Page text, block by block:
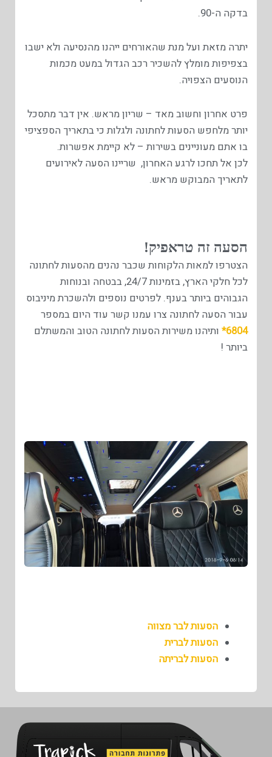
בדקה ה-90.
יתרה מזאת ועל מנת שהאורחים ייהנו מהנסיעה ולא ישבו
בצפיפות מומלץ להשכיר רכב הגדול במעט מכמות
הנוסעים הצפויה.
פרט אחרון וחשוב מאד – שריון מראש. אין דבר מתסכל
יותר מלחפש הסעות לחתונה ולגלות כי בתאריך הספציפי
בו אתם מעוניינים בשירות – לא קיימת אפשרות.
לכן אל תחכו לרגע האחרון, שריינו הסעה לאירועים
לתאריך המבוקש מראש.
הסעה זה טראפיק!
הצטרפו למאות הלקוחות שכבר נהנים מהסעות לחתונה
לכל חלקי הארץ, בזמינות 24/7, בבטחה ובנוחות
הגבוהים ביותר בענף. לפרטים נוספים ולהשכרת מיניבוס
עבור הסעה לחתונה צרו עמנו קשר עוד היום במספר
6804* ותיהנו משירות הסעות לחתונה הטוב והמשתלם
ביותר !
הסעות לבר מצווה
הסעות לברית
הסעות לבריתה